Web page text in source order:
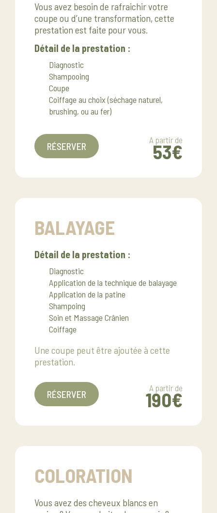
Vous avez besoin de rafraichir votre
coupe ou d’une transformation, cette
prestation est faite pour vous.
Détail de la prestation :
Diagnostic
Shampooing
Coupe
Coiffage au choix (séchage naturel,
brushing, ou au fer)
A partir de
53€
RÉSERVER
BALAYAGE
Détail de la prestation :
Diagnostic
Application de la technique de balayage
Application de la patine
Shampoing
Soin et Massage Crânien
Coiffage
Une coupe peut être ajoutée à cette
prestation.
A partir de
190€
RÉSERVER
COLORATION
Vous avez des cheveux blancs en